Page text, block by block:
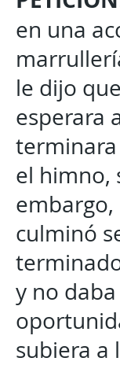
en una
le dijo
esperara
el himno,
culminó
y no
subiera a